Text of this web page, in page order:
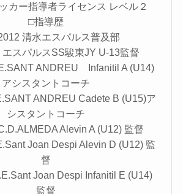
カー指導者ライセンス レベル２
□指導歴
清水エスパルス普及部
エスパルスSS駿東JY U-13監督
ANDREU Infanitil A (U14)
アシスタントコーチ
ANDREU Cadete B (U15)ア
シスタントコーチ
Alevin A (U12) 監督
Joan Despi Alevin D (U12) 監
督
Despi Infanitil E (U14)
監督